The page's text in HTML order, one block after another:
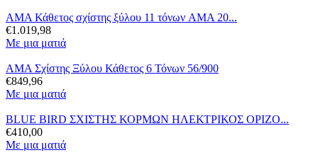
AMA Κάθετος σχίστης ξύλου 11 τόνων AMA 20...
€1.019,98
Με μια ματιά
AMA Σχίστης Ξύλου Κάθετος 6 Τόνων 56/900
€849,96
Με μια ματιά
BLUE BIRD ΣΧΙΣΤΗΣ ΚΟΡΜΩΝ ΗΛΕΚΤΡΙΚΟΣ ΟΡΙΖΟ...
€410,00
Με μια ματιά